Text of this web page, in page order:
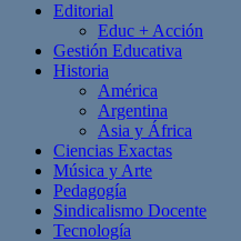
Editorial
Educ + Acción
Gestión Educativa
Historia
América
Argentina
Asia y África
Ciencias Exactas
Música y Arte
Pedagogía
Sindicalismo Docente
Tecnología